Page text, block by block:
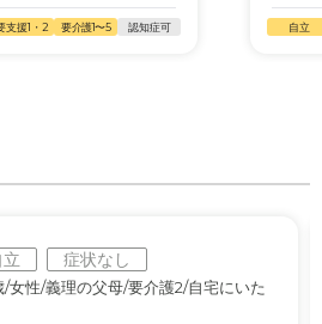
支援1・2 要介護1〜5 認知症可 自立
立 症状なし
/女性/義理の父母/要介護2/自宅にいた